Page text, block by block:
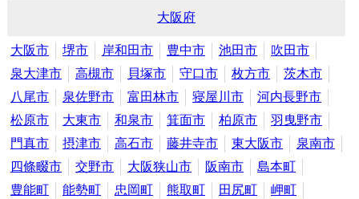
大阪府
大阪市 堺市 岸和田市 豊中市 池田市
吹田市
泉大津市
高槻市 貝塚市 守口市 枚方市
茨木市
八尾市
泉佐野市 富田林市 寝屋川市
河内長野市
松原市
大東市 和泉市 箕面市 柏原市
羽曳野市
門真市
摂津市 高石市 藤井寺市 東大阪市
泉南市
四條畷市
交野市 大阪狭山市 阪南市
島本町
豊能町
能勢町 忠岡町 熊取町 田尻町
岬町